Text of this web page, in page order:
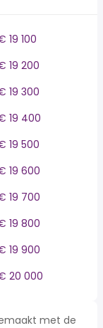
19 100
19 200
19 300
19 400
19 500
19 600
19 700
19 800
19 900
20 000
met de